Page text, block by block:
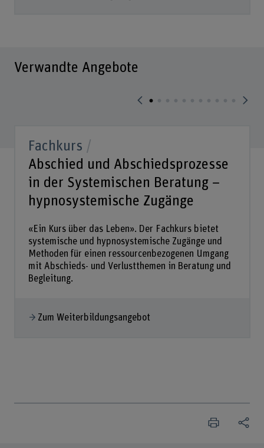
Verwandte Angebote
Fachkurs
Abschied und Abschiedsprozesse
in der Systemischen Beratung –
hypnosystemische Zugänge
«Ein Kurs über das Leben». Der Fachkurs bietet
systemische und hypnosystemische Zugänge und
Methoden für einen ressourcenbezogenen Umgang
mit Abschieds- und Verlustthemen in Beratung und
Begleitung.
Zum Weiterbildungsangebot